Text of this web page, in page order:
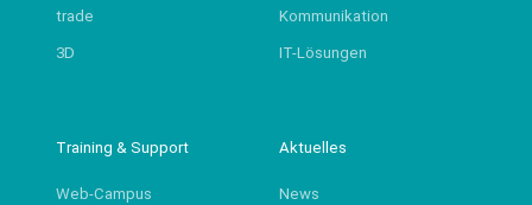
trade
3D
Kommunikation
IT-Lösungen
Training & Support
Web-Campus
Aktuelles
News